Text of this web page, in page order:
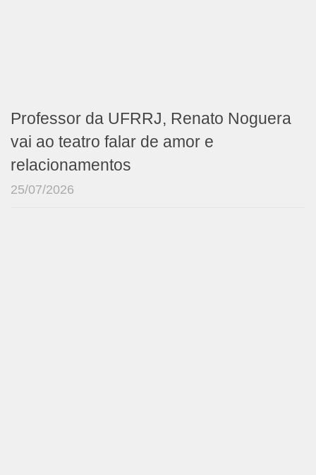
Professor da UFRRJ, Renato Noguera
vai ao teatro falar de amor e
relacionamentos
25/07/2026